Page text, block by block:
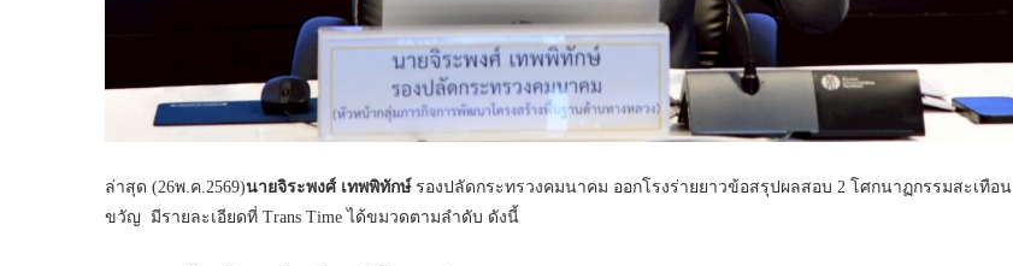
ล่าสุด (26พ.ค.2569)นายจิระพงศ์ เทพพิทักษ์ รองปลัดกระทรวงคมนาคม ออกโรงร่ายยาวข้อสรุปผลสอบ 2 โศกนาฏกรรมสะเทือน
ขวัญ มีรายละเอียดที่ Trans Time ได้ขมวดตามลำดับ ดังนี้